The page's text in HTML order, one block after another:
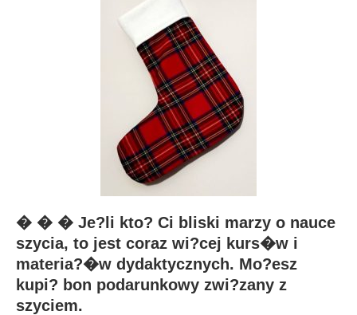
� � � Je?li kto? Ci bliski marzy o nauce
szycia, to jest coraz wi?cej kurs�w i
materia?�w dydaktycznych. Mo?esz
kupi? bon podarunkowy zwi?zany z
szyciem.